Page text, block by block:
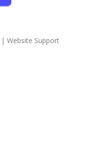
| Website Support